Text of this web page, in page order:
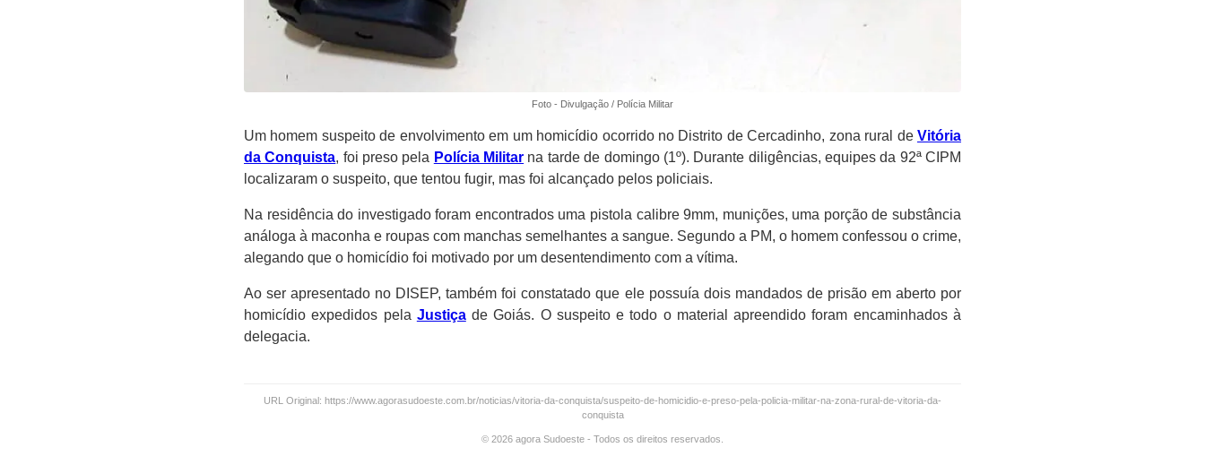
Foto - Divulgação / Polícia Militar
Um homem suspeito de envolvimento em um homicídio ocorrido no Distrito de Cercadinho, zona rural de Vitória
da Conquista, foi preso pela Polícia Militar na tarde de domingo (1º). Durante diligências, equipes da 92ª CIPM
localizaram o suspeito, que tentou fugir, mas foi alcançado pelos policiais.
Na residência do investigado foram encontrados uma pistola calibre 9mm, munições, uma porção de substância
análoga à maconha e roupas com manchas semelhantes a sangue. Segundo a PM, o homem confessou o crime,
alegando que o homicídio foi motivado por um desentendimento com a vítima.
Ao ser apresentado no DISEP, também foi constatado que ele possuía dois mandados de prisão em aberto por
homicídio expedidos pela Justiçade Goiás. O suspeito e todo o material apreendido foram encaminhados à
delegacia.
URL Original: https://www.agorasudoeste.com.br/noticias/vitoria-da-conquista/suspeito-de-homicidio-e-preso-pela-policia-militar-na-zona-rural-de-vitoria-da-
conquista
© 2026 agora Sudoeste - Todos os direitos reservados.